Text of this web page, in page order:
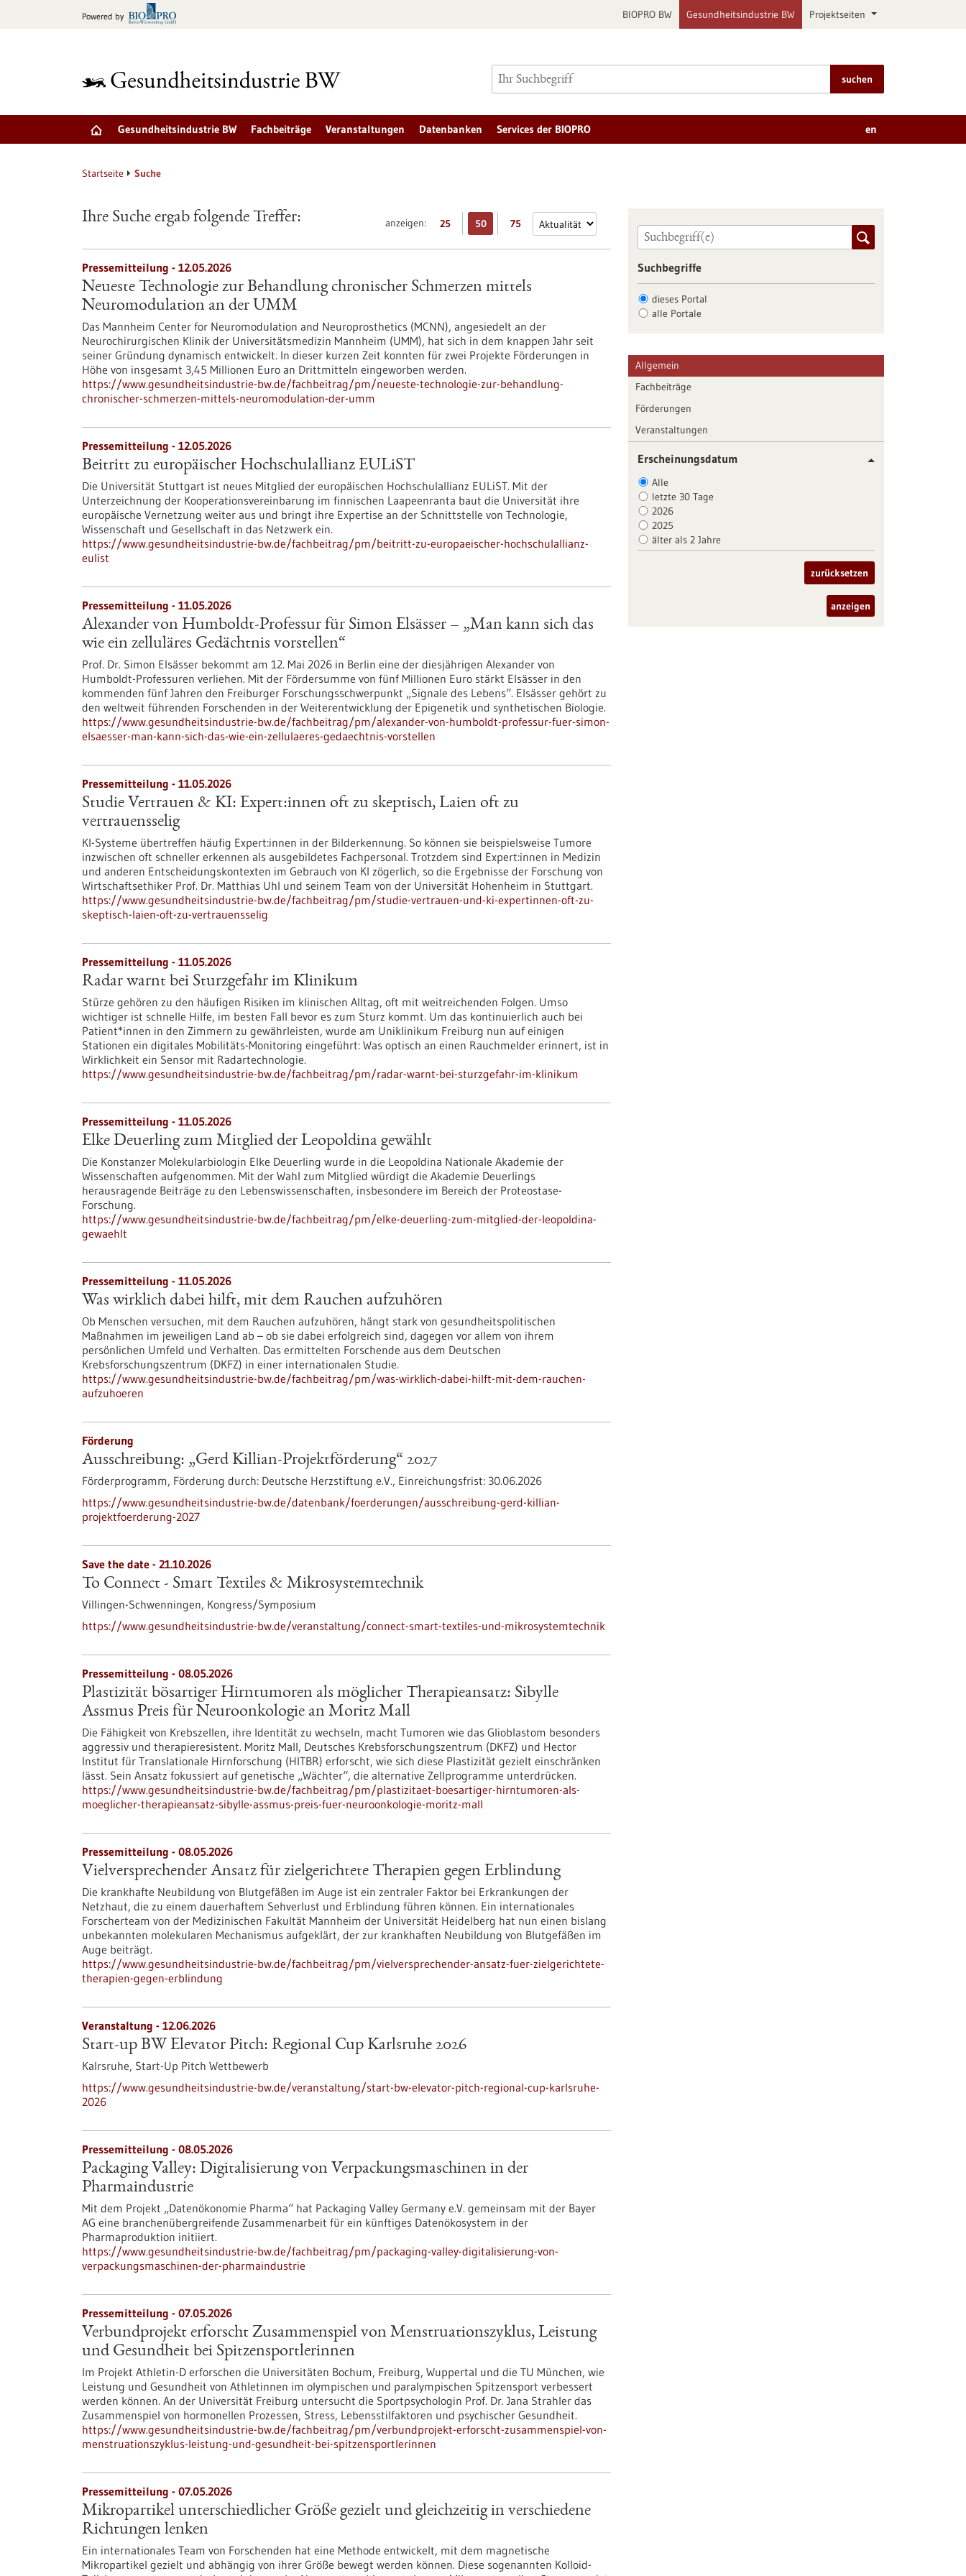
Powered by BIOPRO BW Gesundheitsindustrie BW Projektseiten
suchen
Gesundheitsindustrie BW Fachbeiträge Veranstaltungen Datenbanken Services der BIOPRO en
Startseite Suche
anzeigen: 25 50 75
Ihre Suche ergab folgende Treffer:
Pressemitteilung - 12.05.2026
Neueste Technologie zur Behandlung chronischer Schmerzen mittels
Neuromodulation an der UMM
Das Mannheim Center for Neuromodulation and Neuroprosthetics (MCNN), angesiedelt an der
Neurochirurgischen Klinik der Universitätsmedizin Mannheim (UMM), hat sich in dem knappen Jahr seit
seiner Gründung dynamisch entwickelt. In dieser kurzen Zeit konnten für zwei Projekte Förderungen in
Höhe von insgesamt 3,45 Millionen Euro an Drittmitteln eingeworben werden.
https://www.gesundheitsindustrie-bw.de/fachbeitrag/pm/neueste-technologie-zur-behandlung-
chronischer-schmerzen-mittels-neuromodulation-der-umm
Pressemitteilung - 12.05.2026
Beitritt zu europäischer Hochschulallianz EULiST
Die Universität Stuttgart ist neues Mitglied der europäischen Hochschulallianz EULiST. Mit der
Unterzeichnung der Kooperationsvereinbarung im finnischen Laapeenranta baut die Universität ihre
europäische Vernetzung weiter aus und bringt ihre Expertise an der Schnittstelle von Technologie,
Wissenschaft und Gesellschaft in das Netzwerk ein.
https://www.gesundheitsindustrie-bw.de/fachbeitrag/pm/beitritt-zu-europaeischer-hochschulallianz-
eulist
Pressemitteilung - 11.05.2026
Alexander von Humboldt-Professur für Simon Elsässer – „Man kann sich das
wie ein zelluläres Gedächtnis vorstellen“
Prof. Dr. Simon Elsässer bekommt am 12. Mai 2026 in Berlin eine der diesjährigen Alexander von
Humboldt-Professuren verliehen. Mit der Fördersumme von fünf Millionen Euro stärkt Elsässer in den
kommenden fünf Jahren den Freiburger Forschungsschwerpunkt „Signale des Lebens“. Elsässer gehört zu
den weltweit führenden Forschenden in der Weiterentwicklung der Epigenetik und synthetischen Biologie.
https://www.gesundheitsindustrie-bw.de/fachbeitrag/pm/alexander-von-humboldt-professur-fuer-simon-
elsaesser-man-kann-sich-das-wie-ein-zellulaeres-gedaechtnis-vorstellen
Pressemitteilung - 11.05.2026
Studie Vertrauen & KI: Expert:innen oft zu skeptisch, Laien oft zu
vertrauensselig
KI-Systeme übertreffen häufig Expert:innen in der Bilderkennung. So können sie beispielsweise Tumore
inzwischen oft schneller erkennen als ausgebildetes Fachpersonal. Trotzdem sind Expert:innen in Medizin
und anderen Entscheidungskontexten im Gebrauch von KI zögerlich, so die Ergebnisse der Forschung von
Wirtschaftsethiker Prof. Dr. Matthias Uhl und seinem Team von der Universität Hohenheim in Stuttgart.
https://www.gesundheitsindustrie-bw.de/fachbeitrag/pm/studie-vertrauen-und-ki-expertinnen-oft-zu-
skeptisch-laien-oft-zu-vertrauensselig
Pressemitteilung - 11.05.2026
Radar warnt bei Sturzgefahr im Klinikum
Stürze gehören zu den häufigen Risiken im klinischen Alltag, oft mit weitreichenden Folgen. Umso
wichtiger ist schnelle Hilfe, im besten Fall bevor es zum Sturz kommt. Um das kontinuierlich auch bei
Patient*innen in den Zimmern zu gewährleisten, wurde am Uniklinikum Freiburg nun auf einigen
Stationen ein digitales Mobilitäts-Monitoring eingeführt: Was optisch an einen Rauchmelder erinnert, ist in
Wirklichkeit ein Sensor mit Radartechnologie.
https://www.gesundheitsindustrie-bw.de/fachbeitrag/pm/radar-warnt-bei-sturzgefahr-im-klinikum
Pressemitteilung - 11.05.2026
Elke Deuerling zum Mitglied der Leopoldina gewählt
Die Konstanzer Molekularbiologin Elke Deuerling wurde in die Leopoldina Nationale Akademie der
Wissenschaften aufgenommen. Mit der Wahl zum Mitglied würdigt die Akademie Deuerlings
herausragende Beiträge zu den Lebenswissenschaften, insbesondere im Bereich der Proteostase-
Forschung.
https://www.gesundheitsindustrie-bw.de/fachbeitrag/pm/elke-deuerling-zum-mitglied-der-leopoldina-
gewaehlt
Pressemitteilung - 11.05.2026
Was wirklich dabei hilft, mit dem Rauchen aufzuhören
Ob Menschen versuchen, mit dem Rauchen aufzuhören, hängt stark von gesundheitspolitischen
Maßnahmen im jeweiligen Land ab – ob sie dabei erfolgreich sind, dagegen vor allem von ihrem
persönlichen Umfeld und Verhalten. Das ermittelten Forschende aus dem Deutschen
Krebsforschungszentrum (DKFZ) in einer internationalen Studie.
https://www.gesundheitsindustrie-bw.de/fachbeitrag/pm/was-wirklich-dabei-hilft-mit-dem-rauchen-
aufzuhoeren
Förderung
Ausschreibung: „Gerd Killian-Projektförderung“ 2027
Förderprogramm, Förderung durch: Deutsche Herzstiftung e.V., Einreichungsfrist: 30.06.2026
https://www.gesundheitsindustrie-bw.de/datenbank/foerderungen/ausschreibung-gerd-killian-
projektfoerderung-2027
Save the date - 21.10.2026
To Connect - Smart Textiles & Mikrosystemtechnik
Villingen-Schwenningen, Kongress/Symposium
https://www.gesundheitsindustrie-bw.de/veranstaltung/connect-smart-textiles-und-mikrosystemtechnik
Pressemitteilung - 08.05.2026
Plastizität bösartiger Hirntumoren als möglicher Therapieansatz: Sibylle
Assmus Preis für Neuroonkologie an Moritz Mall
Die Fähigkeit von Krebszellen, ihre Identität zu wechseln, macht Tumoren wie das Glioblastom besonders
aggressiv und therapieresistent. Moritz Mall, Deutsches Krebsforschungszentrum (DKFZ) und Hector
Institut für Translationale Hirnforschung (HITBR) erforscht, wie sich diese Plastizität gezielt einschränken
lässt. Sein Ansatz fokussiert auf genetische „Wächter“, die alternative Zellprogramme unterdrücken.
https://www.gesundheitsindustrie-bw.de/fachbeitrag/pm/plastizitaet-boesartiger-hirntumoren-als-
moeglicher-therapieansatz-sibylle-assmus-preis-fuer-neuroonkologie-moritz-mall
Pressemitteilung - 08.05.2026
Vielversprechender Ansatz für zielgerichtete Therapien gegen Erblindung
Die krankhafte Neubildung von Blutgefäßen im Auge ist ein zentraler Faktor bei Erkrankungen der
Netzhaut, die zu einem dauerhaftem Sehverlust und Erblindung führen können. Ein internationales
Forscherteam von der Medizinischen Fakultät Mannheim der Universität Heidelberg hat nun einen bislang
unbekannten molekularen Mechanismus aufgeklärt, der zur krankhaften Neubildung von Blutgefäßen im
Auge beiträgt.
https://www.gesundheitsindustrie-bw.de/fachbeitrag/pm/vielversprechender-ansatz-fuer-zielgerichtete-
therapien-gegen-erblindung
Veranstaltung - 12.06.2026
Start-up BW Elevator Pitch: Regional Cup Karlsruhe 2026
Kalrsruhe, Start-Up Pitch Wettbewerb
https://www.gesundheitsindustrie-bw.de/veranstaltung/start-bw-elevator-pitch-regional-cup-karlsruhe-
2026
Pressemitteilung - 08.05.2026
Packaging Valley: Digitalisierung von Verpackungsmaschinen in der
Pharmaindustrie
Mit dem Projekt „Datenökonomie Pharma“ hat Packaging Valley Germany e.V. gemeinsam mit der Bayer
AG eine branchenübergreifende Zusammenarbeit für ein künftiges Datenökosystem in der
Pharmaproduktion initiiert.
https://www.gesundheitsindustrie-bw.de/fachbeitrag/pm/packaging-valley-digitalisierung-von-
verpackungsmaschinen-der-pharmaindustrie
Pressemitteilung - 07.05.2026
Verbundprojekt erforscht Zusammenspiel von Menstruationszyklus, Leistung
und Gesundheit bei Spitzensportlerinnen
Im Projekt Athletin-D erforschen die Universitäten Bochum, Freiburg, Wuppertal und die TU München, wie
Leistung und Gesundheit von Athletinnen im olympischen und paralympischen Spitzensport verbessert
werden können. An der Universität Freiburg untersucht die Sportpsychologin Prof. Dr. Jana Strahler das
Zusammenspiel von hormonellen Prozessen, Stress, Lebensstilfaktoren und psychischer Gesundheit.
https://www.gesundheitsindustrie-bw.de/fachbeitrag/pm/verbundprojekt-erforscht-zusammenspiel-von-
menstruationszyklus-leistung-und-gesundheit-bei-spitzensportlerinnen
Pressemitteilung - 07.05.2026
Mikropartikel unterschiedlicher Größe gezielt und gleichzeitig in verschiedene
Richtungen lenken
Ein internationales Team von Forschenden hat eine Methode entwickelt, mit dem magnetische
Mikropartikel gezielt und abhängig von ihrer Größe bewegt werden können. Diese sogenannten Kolloid-
Suchbegriffe
dieses Portal
alle Portale
Allgemein
Fachbeiträge
Förderungen
Veranstaltungen
Erscheinungsdatum
Alle
letzte 30 Tage
2026
2025
älter als 2 Jahre
zurücksetzen
anzeigen